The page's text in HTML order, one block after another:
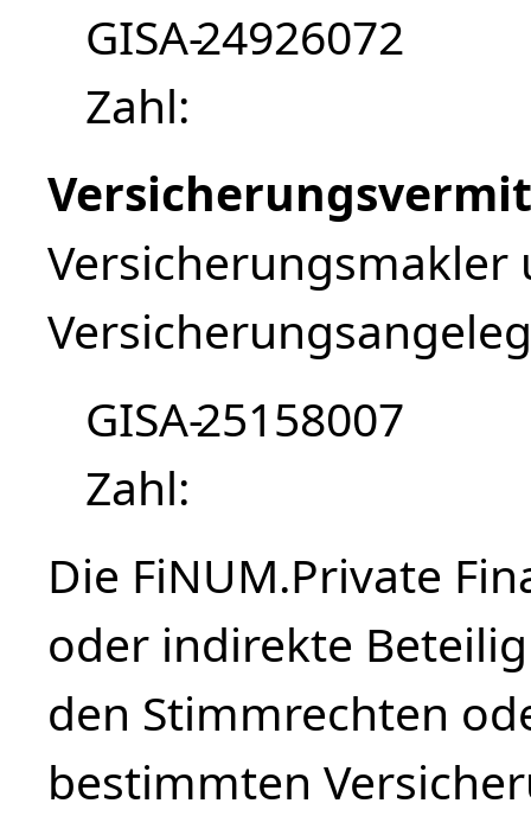
GISA-
Zahl
24926072
Versicherungsmakler
GISA-
Zahl
25158007
Die FiNUM.Private
oder indirekte
den Stimmrechten
bestimmten